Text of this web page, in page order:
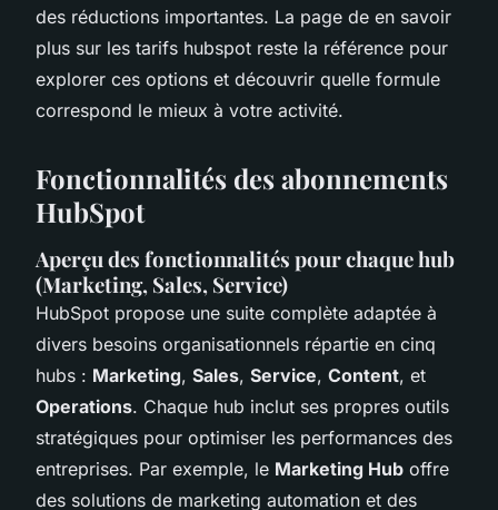
des réductions importantes. La page de en savoir
plus sur les tarifs hubspot reste la référence pour
explorer ces options et découvrir quelle formule
correspond le mieux à votre activité.
Fonctionnalités des abonnements
HubSpot
Aperçu des fonctionnalités pour chaque hub
(Marketing, Sales, Service)
HubSpot propose une suite complète adaptée à
divers besoins organisationnels répartie en cinq
hubs : Marketing, Sales, Service, Content, et
Operations. Chaque hub inclut ses propres outils
stratégiques pour optimiser les performances des
entreprises. Par exemple, le Marketing Hub offre
des solutions de marketing automation et des